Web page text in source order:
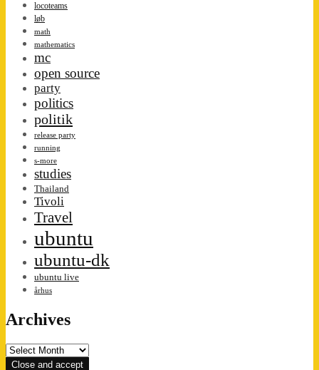
locoteams
løb
math
mathematics
mc
open source
party
politics
politik
release party
running
s-more
studies
Thailand
Tivoli
Travel
ubuntu
ubuntu-dk
ubuntu live
århus
Archives
Archives